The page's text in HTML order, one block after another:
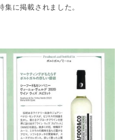
に掲載されました。